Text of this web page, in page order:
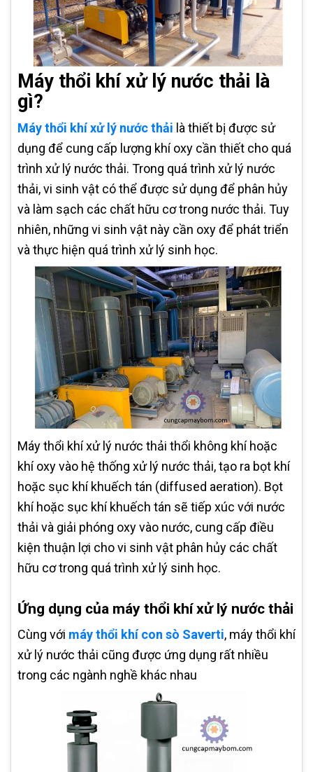
Máy thổi khí xử lý nước thải là
gì?
Máy thổi khí xử lý nước thải là thiết bị được sử
dụng để cung cấp lượng khí oxy cần thiết cho quá
trình xử lý nước thải. Trong quá trình xử lý nước
thải, vi sinh vật có thể được sử dụng để phân hủy
và làm sạch các chất hữu cơ trong nước thải. Tuy
nhiên, những vi sinh vật này cần oxy để phát triển
và thực hiện quá trình xử lý sinh học.
Máy thổi khí xử lý nước thải thổi không khí hoặc
khí oxy vào hệ thống xử lý nước thải, tạo ra bọt khí
hoặc sục khí khuếch tán (diffused aeration). Bọt
khí hoặc sục khí khuếch tán sẽ tiếp xúc với nước
thải và giải phóng oxy vào nước, cung cấp điều
kiện thuận lợi cho vi sinh vật phân hủy các chất
hữu cơ trong quá trình xử lý sinh học.
Ứng dụng của máy thổi khí xử lý nước thải
Cùng với máy thổi khí con sò Saverti, máy thổi khí
xử lý nước thải cũng được ứng dụng rất nhiều
trong các ngành nghề khác nhau